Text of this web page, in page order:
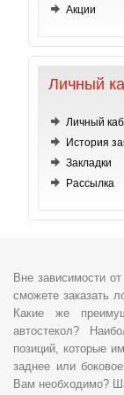
Акции
Личный
Личный
История
Закладки
Рассылка
Вне зависимости
сможете заказать
Какие же
автостекол?
позиций, которые
заднее или
Вам необходимо?